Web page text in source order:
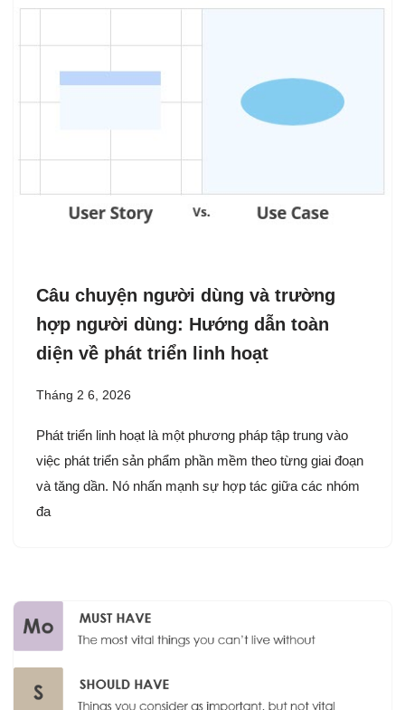
Câu chuyện người dùng và trường
hợp người dùng: Hướng dẫn toàn
diện về phát triển linh hoạt
Tháng 2 6, 2026
Phát triển linh hoạt là một phương pháp tập trung vào
việc phát triển sản phẩm phần mềm theo từng giai đoạn
và tăng dần. Nó nhấn mạnh sự hợp tác giữa các nhóm
đa